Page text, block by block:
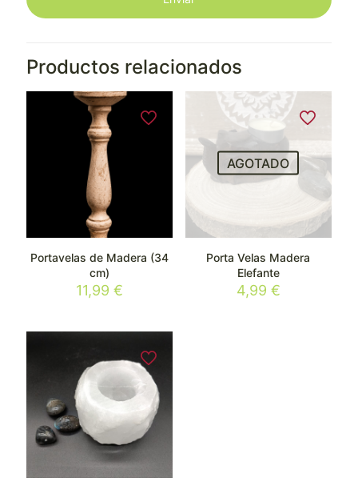
Productos relacionados
Portavelas de Madera (34
cm)
11,99€
AGOTADO
Porta Velas Madera
Elefante
4,99 €